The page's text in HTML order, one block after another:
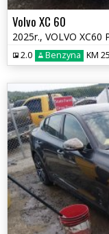
Volvo XC 60
2.0 Benzyna KM